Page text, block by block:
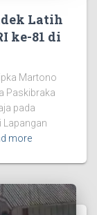
Latih
ke-81 di
Martono
Paskibraka
pada
Lapangan
more